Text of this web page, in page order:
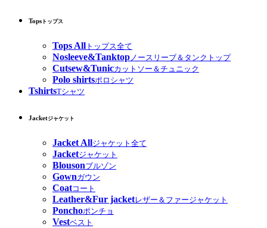
Tops トップス
Tops All トップス全て
Nosleeve&Tanktopノースリーブ＆タンクトップ
Cutsew&Tunicカットソー＆チュニック
Polo shirtsポロシャツ
TshirtsTシャツ
Jacketジャケット
Jacket Allジャケット全て
Jacketジャケット
Blousonブルゾン
Gownガウン
Coatコート
Leather&Fur jacketレザー＆ファージャケット
Ponchoポンチョ
Vestベスト